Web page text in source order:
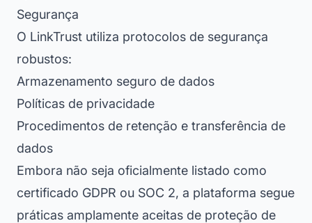
Segurança
O LinkTrust utiliza protocolos de segurança
robustos:
Armazenamento seguro de dados
Políticas de privacidade
Procedimentos de retenção e transferência de
dados
Embora não seja oficialmente listado como
certificado GDPR ou SOC 2, a plataforma segue
práticas amplamente aceitas de proteção de